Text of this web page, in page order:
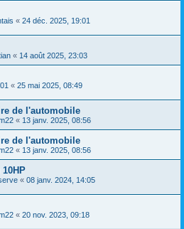
« 24 déc. 2025, 19:01
« 14 août 2025, 23:03
« 25 mai 2025, 08:49
de l'automobile
« 13 janv. 2025, 08:56
de l'automobile
« 13 janv. 2025, 08:56
10HP
« 08 janv. 2024, 14:05
« 20 nov. 2023, 09:18